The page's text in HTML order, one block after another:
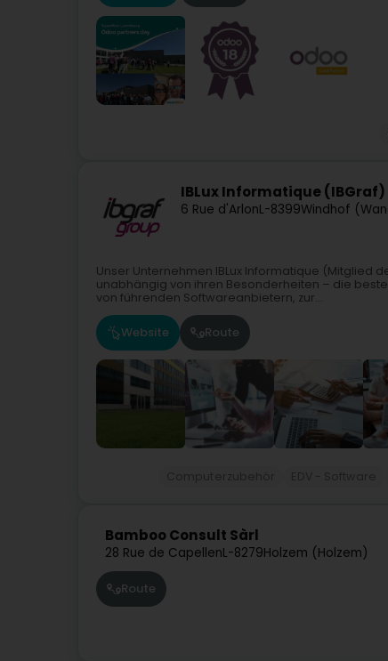
IBLux Informatique (IBGraf)
6 Rue d'ArlonL-8399Windhof
Unser Unternehmen IBLux Informatique (Mitglied
unabhängig von ihren Besonderheiten – die
von führenden Softwareanbietern, zur...
Website Route
Bamboo Consult Sàrl
28 Rue de CapellenL-8279Holzem (Holzem)
Route